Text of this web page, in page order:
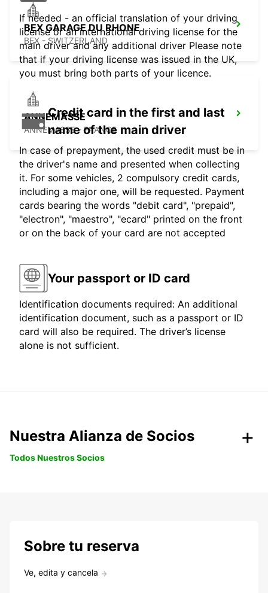
BEX GARAGE DU RHONE
BEX - SWITZERLAND
ANNEMASSE
ANNEMASSE - FRANCE
If needed - an official translation of your driving
license or an international driving license for the
main driver and any additional driver Please note
that if your driving license was issued in the UK,
you must bring both parts of your licence.
Credit card in the first and last
name of the main driver
In case of prepayment, the used credit must be in
the driver's name and presented when collecting
it. For some vehicles, 2 compulsory credit cards,
including a major one, will be requested. Payment
cards bearing the words "debit card", "prepaid",
"electron", "maestro", "ecard" printed on the front
or on the back of your card are not accepted
Your passport or ID card
Identification documents required: An additional
identification document, such as a passport or ID
card will also be required. The driver’s license
alone is not sufficient.
Nuestra Alianza de Socios
Todos Nuestros Socios
Sobre tu reserva
Ve, edita y cancela